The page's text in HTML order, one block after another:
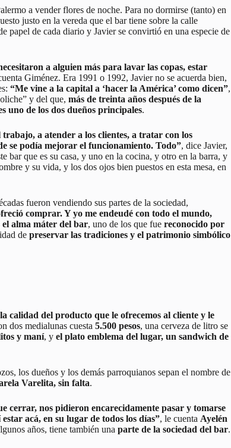
a vender flores de noche. Para no dormirse (tanto) en
justo en la vereda que el bar tiene sobre la calle
papel de cada diario y Javier se convirtió en una especie de
a alguien más para lavar las copas, estar
Giménez. Era 1991 o 1992, Javier no se acuerda bien,
“Me vine a la capital a ‘hacer la América’ como dicen”,
y del que, más de treinta años después de la
uno de los dos dueños principales.
a atender a los clientes, a tratar con los
se podía mejorar el funcionamiento. Todo”, dice Javier,
bar que es su casa, y uno en la cocina, y otro en la barra, y
y su vida, y los dos ojos bien puestos en esta mesa, en
fueron vendiendo sus partes de la sociedad,
comprar. Y yo me endeudé con todo el mundo,
el alma máter del bar, uno de los que fue reconocido por
de preservar las tradiciones y el patrimonio simbólico
calidad del producto que le ofrecemos al cliente y le
dos medialunas cuesta 5.500 pesos, una cerveza de litro se
y maní, y el plato emblema del lugar, un sandwich de
los dueños y los demás parroquianos sepan el nombre de
Varelita, sin falta.
cerrar, nos pidieron encarecidamente pasar y tomarse
acá, en su lugar de todos los días”, le cuenta Ayelén
años, tiene también una parte de la sociedad del bar.